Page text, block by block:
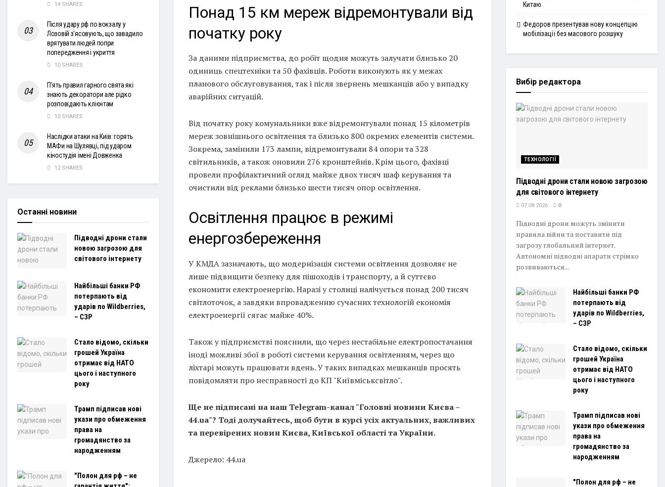
Понад 15 км мереж відремонтували від
початку року
За даними підприємства, до робіт щодня можуть залучати близько 20
одиниць спецтехніки та 50 фахівців. Роботи виконують як у межах
планового обслуговування, так і після звернень мешканців або у випадку
аварійних ситуацій.
Від початку року комунальники вже відремонтували понад 15 кілометрів
мереж зовнішнього освітлення та близько 800 окремих елементів системи.
Зокрема, замінили 173 лампи, відремонтували 84 опори та 328
світильників, а також оновили 276 кронштейнів. Крім цього, фахівці
провели профілактичний огляд майже двох тисяч шаф керування та
очистили від реклами близько шести тисяч опор освітлення.
Освітлення працює в режимі
енергозбереження
У КМДА зазначають, що модернізація системи освітлення дозволяє не
лише підвищити безпеку для пішоходів і транспорту, а й суттєво
економити електроенергію. Наразі у столиці налічується понад 200 тисяч
світлоточок, а завдяки впровадженню сучасних технологій економія
електроенергії сягає майже 40%.
Також у підприємстві пояснили, що через нестабільне електропостачання
іноді можливі збої в роботі системи керування освітленням, через що
ліхтарі можуть працювати вдень. У таких випадках мешканців просять
повідомляти про несправності до КП "Київміськсвітло".
Ще не підписані на наш Telegram-канал "Головні новини Києва –
44.ua"? Тоді долучайтесь, щоб бути в курсі усіх актуальних, важливих
та перевірених новин Києва, Київської області та України.
Джерело: 44.ua
14 SHARES
Після удару рф по вокзалу у
Лозовій з'ясовують, що завадило
врятувати людей попри
попередження і укриття
10 SHARES
П’ять правил гарного свята які
знають декоратори але рідко
розповідають клієнтам
10 SHARES
Наслідки атаки на Київ: горять
МАФи на Шулявці, під ударом
кіностудія імені Довженка
12 SHARES
Останні новини
Підводні дрони стали
новою загрозою для
світового інтернету
Найбільші банки РФ
потерпають від
ударів по Wildberries,
– СЗР
Стало відомо, скільки
грошей Україна
отримає від НАТО
цього і наступного
року
Трамп підписав нові
укази про обмеження
права на
громадянство за
народженням
"Полон для рф – не
Китаю
Федоров презентував нову концепцію
мобілізації без масового розшуку
Вибір редактора
ТЕХНОЛОГІЇ
Підводні дрони стали новою загрозою
для світового інтернету
07.08.2026 0
Підводні дрони можуть змінити
правила війни та поставити під
загрозу глобальний інтернет.
Автономні підводні апарати стрімко
розвиваються...
Найбільші банки РФ
потерпають від
ударів по Wildberries,
– СЗР
Стало відомо, скільки
грошей Україна
отримає від НАТО
цього і наступного
року
Трамп підписав нові
укази про обмеження
права на
громадянство за
народженням
"Полон для рф – не